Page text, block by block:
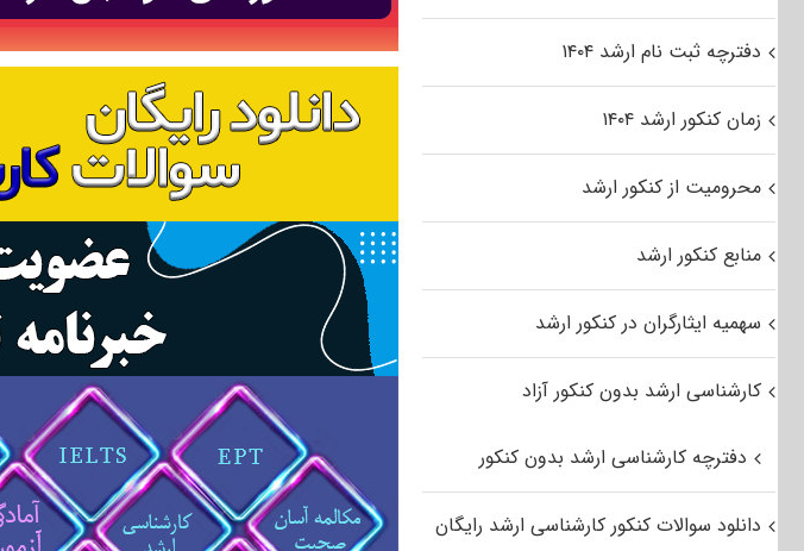
دفترچه ثبت نام ارشد ۱۴۰۴
زمان کنکور ارشد ۱۴۰۴
محرومیت از کنکور ارشد
منابع کنکور ارشد
سهمیه ایثارگران در کنکور ارشد
کارشناسی ارشد بدون کنکور آزاد
دفترچه کارشناسی ارشد بدون کنکور
دانلود سوالات کنکور کارشناسی ارشد رایگان